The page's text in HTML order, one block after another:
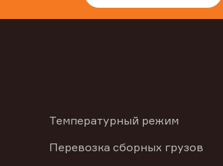
Температурный режим
Перевозка сборных грузов